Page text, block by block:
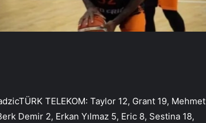
TELEKOM: Taylor 12, Grant 19, Mehmet
Demir 2, Erkan Yılmaz 5, Eric 8, Sestina 18,